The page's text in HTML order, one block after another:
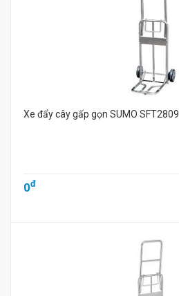
Xe đẩy cây gấp gọn SUMO SFT2809
0đ